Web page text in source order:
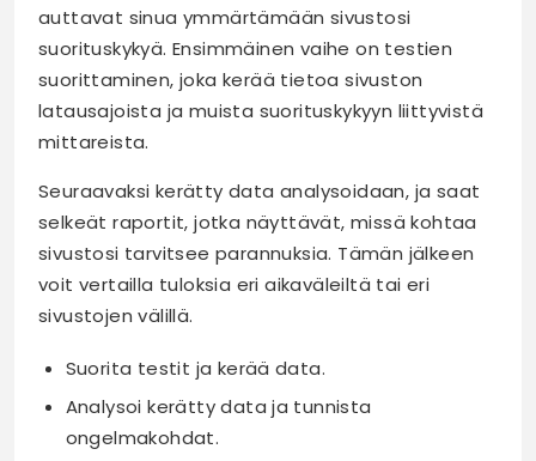
auttavat sinua ymmärtämään sivustosi
suorituskykyä. Ensimmäinen vaihe on testien
suorittaminen, joka kerää tietoa sivuston
latausajoista ja muista suorituskykyyn liittyvistä
mittareista.
Seuraavaksi kerätty data analysoidaan, ja saat
selkeät raportit, jotka näyttävät, missä kohtaa
sivustosi tarvitsee parannuksia. Tämän jälkeen
voit vertailla tuloksia eri aikaväleiltä tai eri
sivustojen välillä.
Suorita testit ja kerää data.
Analysoi kerätty data ja tunnista
ongelmakohdat.